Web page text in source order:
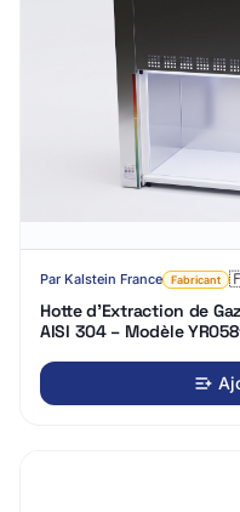
Par Kalstein France Fabricant
Hotte d'Extraction de
AISI 304 – Modèle